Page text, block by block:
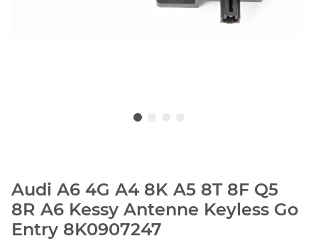
Audi A6 4G A4 8K A5 8T 8F Q5
8R A6 Kessy Antenne Keyless Go
Entry 8K0907247